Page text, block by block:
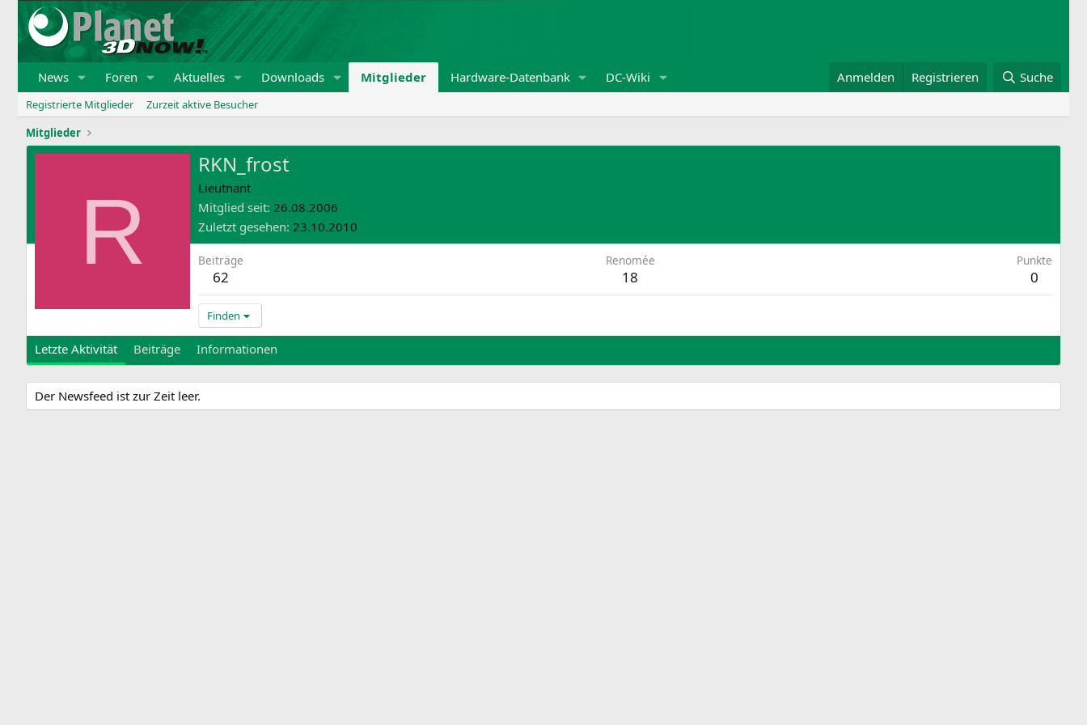
News Foren Aktuelles Downloads Mitglieder Hardware-Datenbank DC-Wiki Anmelden Registrieren Suche
Registrierte Mitglieder
Zurzeit aktive Besucher
Mitglieder
R
RKN_frost
Lieutnant
Mitglied seit 26.08.2006
Zuletzt gesehen 23.10.2010
Beiträge
62
Renomée
18
Punkte
0
Finden
Letzte Aktivität Beiträge Informationen
Der Newsfeed ist zur Zeit leer.